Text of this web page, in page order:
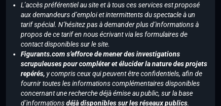
L’accès préférentiel au site et à tous ces services est proposé
aux demandeurs d’emploi et intermittents du spectacle à un
tarif spécial. N’hésitez pas à demander plus d’informations à
propos de ce tarif en nous écrivant via les formulaires de
contact disponibles sur le site.
Figurants.com s’efforce de mener des investigations
scrupuleuses pour compléter et élucider la nature des projets
repérés, y compris ceux qui peuvent être confidentiels, afin de
fournir toutes les informations complémentaires disponibles
concernant une recherche déjà émise au public, sur la base
d’informationsdéjà disponibles sur les réseaux publics.